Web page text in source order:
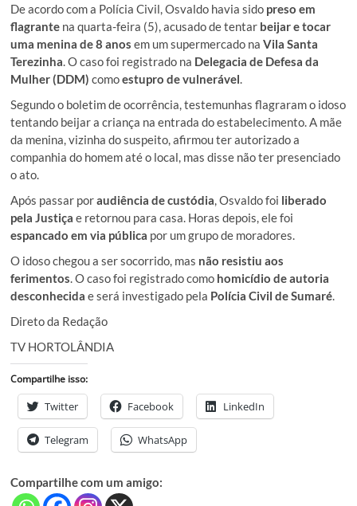
De acordo com a Polícia Civil, Osvaldo havia sido preso em
flagrante na quarta-feira (5), acusado de tentar beijar e tocar
uma menina de 8 anos em um supermercado naVila Santa
Terezinha. O caso foi registrado na Delegacia de Defesa da
Mulher (DDM) comoestupro de vulnerável.
Segundo o boletim de ocorrência, testemunhas flagraram o idoso
tentando beijar a criança na entrada do estabelecimento. A mãe
da menina, vizinha do suspeito, afirmou ter autorizado a
companhia do homem até o local, mas disse não ter presenciado
o ato.
Após passar poraudiência de custódia, Osvaldo foi liberado
pela Justiça e retornou para casa. Horas depois, ele foi
espancado em via pública por um grupo de moradores.
O idoso chegou a ser socorrido, mas não resistiu aos
ferimentos. O caso foi registrado como homicídio de autoria
desconhecida e será investigado pela Polícia Civil de Sumaré.
Direto da Redação
TV HORTOLÂNDIA
Compartilhe isso:
Twitter Facebook LinkedIn
Telegram WhatsApp
Compartilhe com um amigo: